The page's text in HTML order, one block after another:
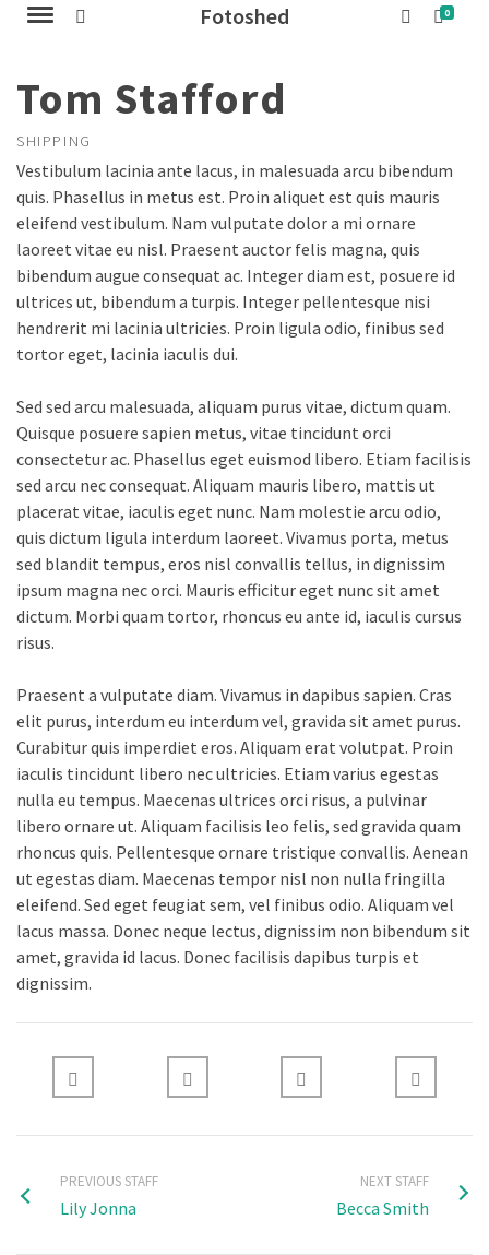
Fotoshed 0
Tom Stafford
SHIPPING
Vestibulum lacinia ante lacus, in malesuada arcu bibendum
quis. Phasellus in metus est. Proin aliquet est quis mauris
eleifend vestibulum. Nam vulputate dolor a mi ornare
laoreet vitae eu nisl. Praesent auctor felis magna, quis
bibendum augue consequat ac. Integer diam est, posuere id
ultrices ut, bibendum a turpis. Integer pellentesque nisi
hendrerit mi lacinia ultricies. Proin ligula odio, finibus sed
tortor eget, lacinia iaculis dui.
Sed sed arcu malesuada, aliquam purus vitae, dictum quam.
Quisque posuere sapien metus, vitae tincidunt orci
consectetur ac. Phasellus eget euismod libero. Etiam facilisis
sed arcu nec consequat. Aliquam mauris libero, mattis ut
placerat vitae, iaculis eget nunc. Nam molestie arcu odio,
quis dictum ligula interdum laoreet. Vivamus porta, metus
sed blandit tempus, eros nisl convallis tellus, in dignissim
ipsum magna nec orci. Mauris efficitur eget nunc sit amet
dictum. Morbi quam tortor, rhoncus eu ante id, iaculis cursus
risus.
Praesent a vulputate diam. Vivamus in dapibus sapien. Cras
elit purus, interdum eu interdum vel, gravida sit amet purus.
Curabitur quis imperdiet eros. Aliquam erat volutpat. Proin
iaculis tincidunt libero nec ultricies. Etiam varius egestas
nulla eu tempus. Maecenas ultrices orci risus, a pulvinar
libero ornare ut. Aliquam facilisis leo felis, sed gravida quam
rhoncus quis. Pellentesque ornare tristique convallis. Aenean
ut egestas diam. Maecenas tempor nisl non nulla fringilla
eleifend. Sed eget feugiat sem, vel finibus odio. Aliquam vel
lacus massa. Donec neque lectus, dignissim non bibendum sit
amet, gravida id lacus. Donec facilisis dapibus turpis et
dignissim.
PREVIOUS STAFF
Lily Jonna
NEXT STAFF
Becca Smith